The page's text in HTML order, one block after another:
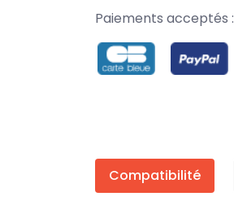
Paiements acceptés :
Compatibilité